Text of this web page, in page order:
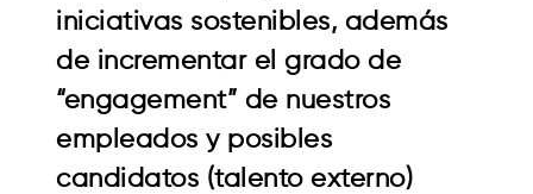
iniciativas sostenibles, además
de incrementar el grado de
“engagement” de nuestros
empleados y posibles
candidatos (talento externo)